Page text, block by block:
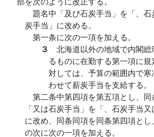
題名中「及び石炭手当」を「、
炭手当」に改める。
第一条に次の一項を加える。
３ 北海道以外の地域で内閣
るものに在勤する第一項に
対しては、予算の範囲内で
わせて薪炭手当を支給する。
第二条中第四項を第五項とし、同
「又は石炭手当」を「、石炭手当又
に改め、同条同項を同条第四項と
の次に次の一項を加える。